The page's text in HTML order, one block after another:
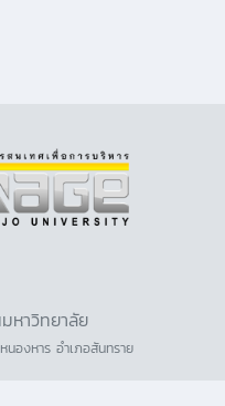
หาวิทยาลัย
องหาร อำเภอสันทราย